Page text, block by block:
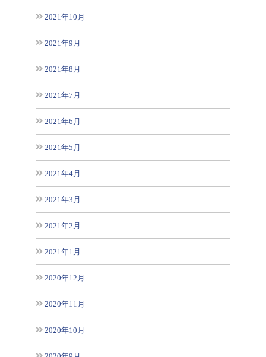
2021年10月
2021年9月
2021年8月
2021年7月
2021年6月
2021年5月
2021年4月
2021年3月
2021年2月
2021年1月
2020年12月
2020年11月
2020年10月